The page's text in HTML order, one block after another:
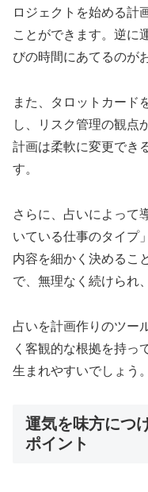
ロジェクトを始める計
ことができます。逆に
びの時間にあてるのが
また、タロットカード
し、リスク管理の観点
計画は柔軟に変更でき
す。
さらに、占いによって
いている仕事のタイプ
内容を細かく決めるこ
で、無理なく続けられ
占いを計画作りのツー
く客観的な根拠を持っ
生まれやすいでしょう。
運気を味方につ
ポイント